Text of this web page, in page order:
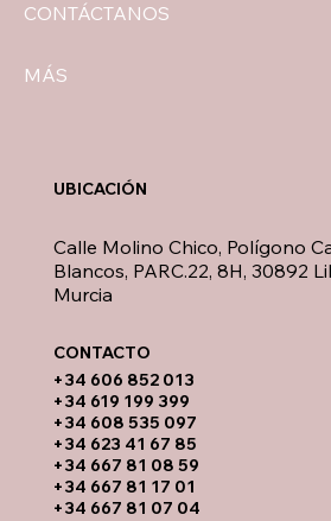
CONTÁCTANOS
MÁS
​+34 606 852 013
+34 619 199 399
​+34 608 535 097
+34 623 41 67 85
+34 667 81 08 59
+34 667 81 17 01
+34 667 81 07 04
Calle Molino Chico, Polígono
Blancos, PARC.22, 8H, 30892
Murcia
UBICACIÓN
CONTACTO​